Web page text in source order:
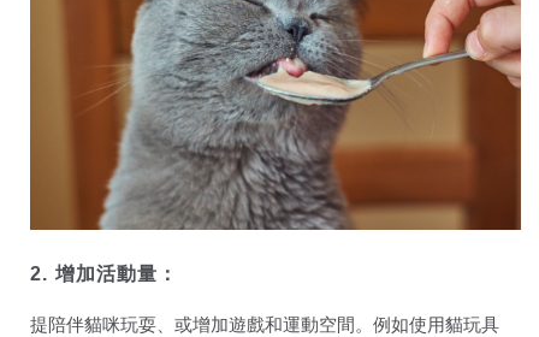
2. 增加活動量：
提陪伴貓咪玩耍、或增加遊戲和運動空間。例如使用貓玩具